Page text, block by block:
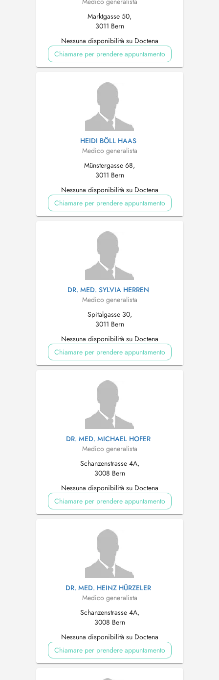
Marktgasse 50,
3011 Bern
Nessuna disponibilità su Doctena
Chiamare per prendere appuntamento
HEIDI BÖLL HAAS
Medico generalista
Münstergasse 68,
3011 Bern
Nessuna disponibilità su Doctena
Chiamare per prendere appuntamento
DR. MED. SYLVIA HERREN
Medico generalista
Spitalgasse 30,
3011 Bern
Nessuna disponibilità su Doctena
Chiamare per prendere appuntamento
DR. MED. MICHAEL HOFER
Medico generalista
Schanzenstrasse 4A,
3008 Bern
Nessuna disponibilità su Doctena
Chiamare per prendere appuntamento
DR. MED. HEINZ HÜRZELER
Medico generalista
Schanzenstrasse 4A,
3008 Bern
Nessuna disponibilità su Doctena
Chiamare per prendere appuntamento